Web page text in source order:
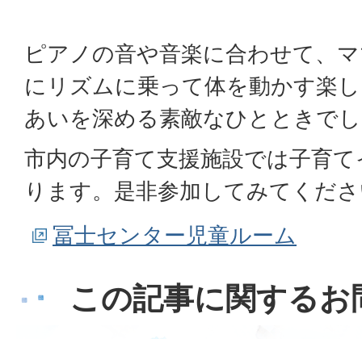
ピアノの音や音楽に合わせて、
にリズムに乗って体を動かす楽
あいを深める素敵なひとときで
市内の子育て支援施設では子育
ります。是非参加してみてくだ
冨士センター児童ルーム
この記事に関する